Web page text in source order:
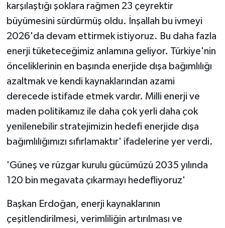
karşılaştığı şoklara rağmen 23 çeyrektir
büyümesini sürdürmüş oldu. İnşallah bu ivmeyi
2026'da devam ettirmek istiyoruz. Bu daha fazla
enerji tüketeceğimiz anlamına geliyor. Türkiye'nin
önceliklerinin en başında enerjide dışa bağımlılığı
azaltmak ve kendi kaynaklarından azami
derecede istifade etmek vardır. Milli enerji ve
maden politikamız ile daha çok yerli daha çok
yenilenebilir stratejimizin hedefi enerjide dışa
bağımlılığımızı sıfırlamaktır' ifadelerine yer verdi.
'Güneş ve rüzgar kurulu gücümüzü 2035 yılında
120 bin megavata çıkarmayı hedefliyoruz'
Başkan Erdoğan, enerji kaynaklarının
çeşitlendirilmesi, verimliliğin artırılması ve